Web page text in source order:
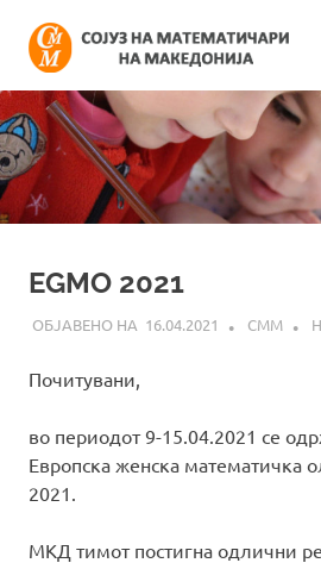
content
информации
поврзани
со
работата
на
EGMO 2021
16.04.2021 СММ
Почитувани,
во периодот 9-15.04.2021 се
Европска женска математичка
2021.
МКД тимот постигна одлични